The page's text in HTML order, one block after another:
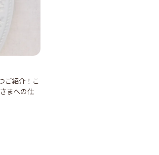
ご紹介！こ
まへの仕